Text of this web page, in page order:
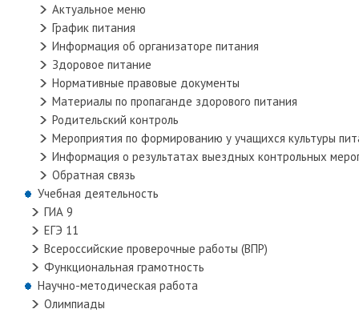
Актуальное меню
График питания
Информация об организаторе питания
Здоровое питание
Нормативные правовые документы
Материалы по пропаганде здорового питания
Родительский контроль
Мероприятия по формированию у учащихся культуры
Информация о результатах выездных контрольных
Обратная связь
Учебная деятельность
ГИА 9
ЕГЭ 11
Всероссийские проверочные работы (ВПР)
Функциональная грамотность
Научно-методическая работа
Олимпиады